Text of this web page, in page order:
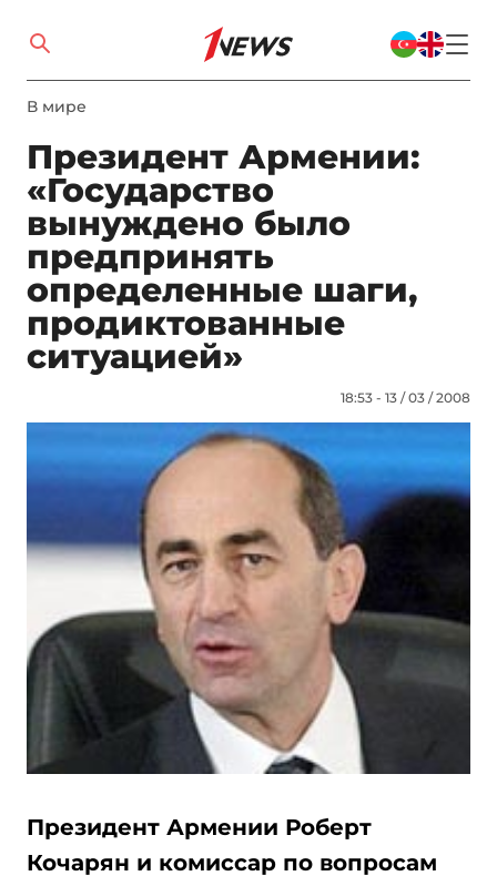
В мире
Президент Армении:
«Государство
вынуждено было
предпринять
определенные шаги,
продиктованные
ситуацией»
18:53 - 13 / 03 / 2008
Президент Армении Роберт
Кочарян и комиссар по вопросам